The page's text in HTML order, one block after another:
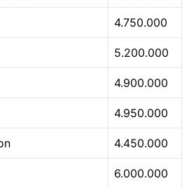
4.750.000
5.200.000
4.900.000
4.950.000
4.450.000
6.000.000